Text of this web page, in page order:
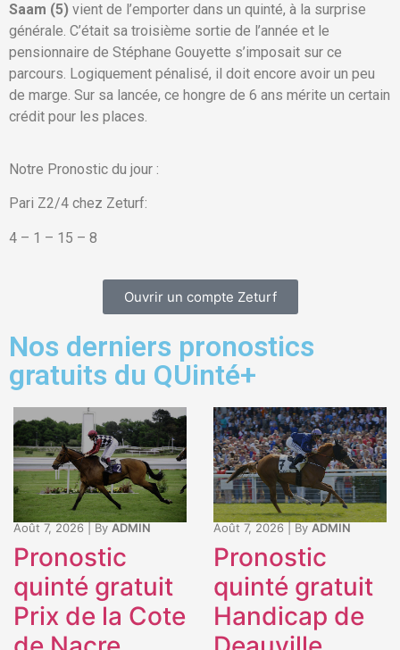
Saam (5) vient de l’emporter dans un quinté, à la surprise
générale. C’était sa troisième sortie de l’année et le
pensionnaire de Stéphane Gouyette s’imposait sur ce
parcours. Logiquement pénalisé, il doit encore avoir un peu
de marge. Sur sa lancée, ce hongre de 6 ans mérite un certain
crédit pour les places.
Notre Pronostic du jour :
Pari Z2/4 chez Zeturf:
4 – 1 – 15 – 8
Ouvrir un compte Zeturf
Nos derniers pronostics
gratuits du QUinté+
Août 7, 2026 By ADMIN
Pronostic
quinté gratuit
Prix de la Cote
Août 7, 2026 By ADMIN
Pronostic
quinté gratuit
Handicap de